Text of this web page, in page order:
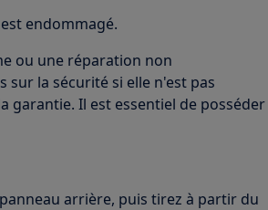
endommagé.
ou une réparation non
sur la sécurité si elle n'est pas
Il est essentiel de posséder
arrière, puis tirez à partir du